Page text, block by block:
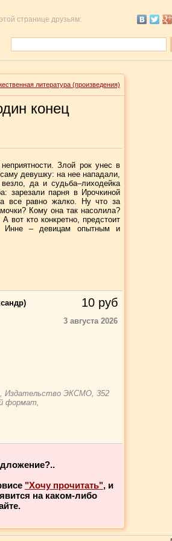
странице друзьям:
литература (произведения)
конец
Злой рок унес в
девушку: на нее нападали,
да и судьба–лиходейка
зарезали парня в Ирочкиной
все равно жалко. Ну что за
Кому она так насолила?
вот кто конкретно, предстоит
Инне – девицам опытным и
10 руб
3 августа 2026
Издательство ЭКСМО, 352
формат,
"Хочу прочитать", и
на каком-либо